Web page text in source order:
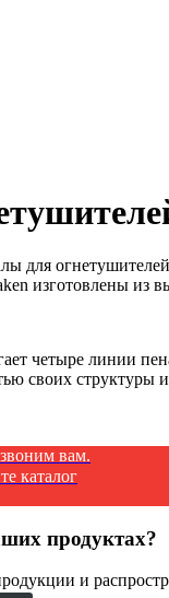
вам.
каталог
продуктах?
и